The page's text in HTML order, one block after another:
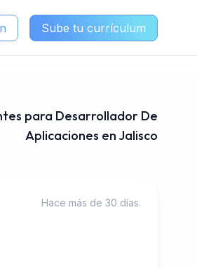
Sube tu currículum
para Desarrollador De
Aplicaciones en Jalisco
Hace más de 30 días.